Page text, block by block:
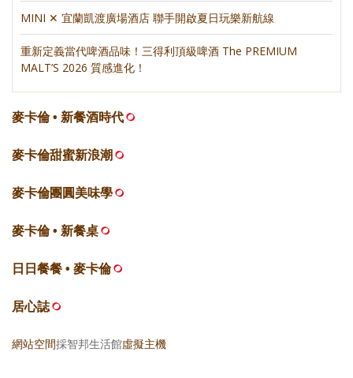
MINI ✕ 宜蘭凱渡廣場酒店 聯手開啟夏日玩樂新航線
重新定義當代啤酒品味！三得利頂級啤酒 The PREMIUM
MALT’S 2026 質感進化！
麥卡倫 • 新餐酒時代
麥卡倫甜蜜新浪潮
麥卡倫團圓美味學
麥卡倫 • 新餐桌
日日餐餐 • 麥卡倫
居心誌
網站空間採智邦生活館虛擬主機